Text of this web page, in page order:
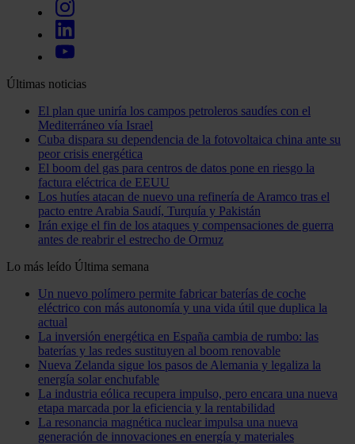
Últimas noticias
El plan que uniría los campos petroleros saudíes con el
Mediterráneo vía Israel
Cuba dispara su dependencia de la fotovoltaica china ante su
peor crisis energética
El boom del gas para centros de datos pone en riesgo la
factura eléctrica de EEUU
Los hutíes atacan de nuevo una refinería de Aramco tras el
pacto entre Arabia Saudí, Turquía y Pakistán
Irán exige el fin de los ataques y compensaciones de guerra
antes de reabrir el estrecho de Ormuz
Lo más leído Última semana
Un nuevo polímero permite fabricar baterías de coche
eléctrico con más autonomía y una vida útil que duplica la
actual
La inversión energética en España cambia de rumbo: las
baterías y las redes sustituyen al boom renovable
Nueva Zelanda sigue los pasos de Alemania y legaliza la
energía solar enchufable
La industria eólica recupera impulso, pero encara una nueva
etapa marcada por la eficiencia y la rentabilidad
La resonancia magnética nuclear impulsa una nueva
generación de innovaciones en energía y materiales